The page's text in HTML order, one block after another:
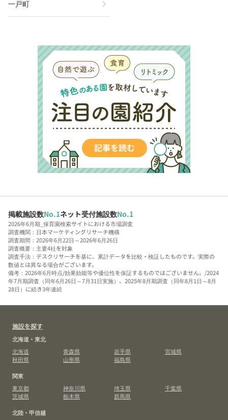
一戸町 chevron_right
掲載施設数No.1ネット受付施設数No.1
2026年6月期_保育園検索サイトにおける市場調査
調査機関：日本マーケティングリサーチ機構
調査期間：2026年6月22日～2026年6月26日
調査概要：主要4社を対象
調査手法：デスクリサーチを基に、累計データを比較・検証したものです。実際の
数値とは異なる場合がございます。
備考：2026年6月時点/効果効能等や優位性を保証するものではございません。/2024
年7月期調査（同年6月26日～7月31日実施）、2025年8月期調査（同年8月1日～8月
28日）に続き3年連続
施設を探す
北海道・東北
北海道
青森県 岩手県
宮城県
秋田県
山形県
福島県
関東
東京都
神奈川県 埼玉県
千葉県
茨城県
栃木県
群馬県
北陸・甲信越